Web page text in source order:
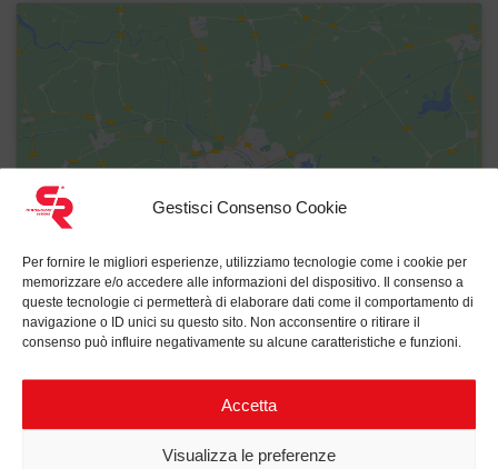
Gestisci Consenso Cookie
Per fornire le migliori esperienze, utilizziamo tecnologie come i cookie per
memorizzare e/o accedere alle informazioni del dispositivo. Il consenso a
queste tecnologie ci permetterà di elaborare dati come il comportamento di
navigazione o ID unici su questo sito. Non acconsentire o ritirare il
consenso può influire negativamente su alcune caratteristiche e funzioni.
Accetta
Visualizza le preferenze
Reset